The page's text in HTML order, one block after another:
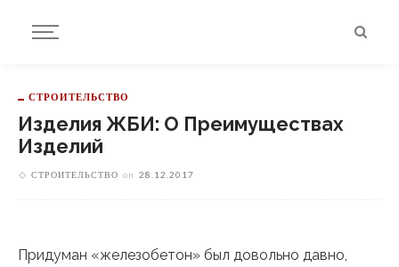
СТРОИТЕЛЬСТВО
Изделия ЖБИ: О Преимуществах
Изделий
СТРОИТЕЛЬСТВО on 28.12.2017
Придуман «железобетон» был довольно давно,